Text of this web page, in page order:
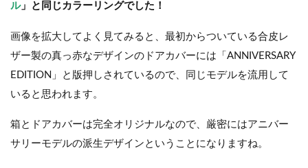
ル」と同じカラーリングでした！
画像を拡大してよく見てみると、最初からついている合皮レ
ザー製の真っ赤なデザインのドアカバーには「ANNIVERSARY
EDITION 」と版押しされているので、同じモデルを流用して
いると思われます。
箱とドアカバーは完全オリジナルなので、厳密にはアニバー
サリーモデルの派生デザインということになりますね。